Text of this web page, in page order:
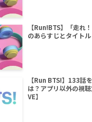
【Run!BTS】「走れ
のあらすじとタイトル
【Run BTS!】133話
は？アプリ以外の視
VE】